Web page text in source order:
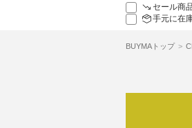
セール商
手元に在
BUYMAトップ